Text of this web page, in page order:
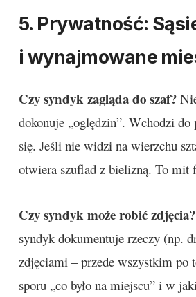
5. Prywatność:
i wynajmowane
Czy syndyk zagląda do szaf?
dokonuje „oględzin”. Wchodzi do
się. Jeśli nie widzi na wierzchu
otwiera szuflad z bielizną. To mit
Czy syndyk może robić zdjęcia?
syndyk dokumentuje rzeczy (np.
zdjęciami – przede wszystkim po
sporu „co było na miejscu” i w